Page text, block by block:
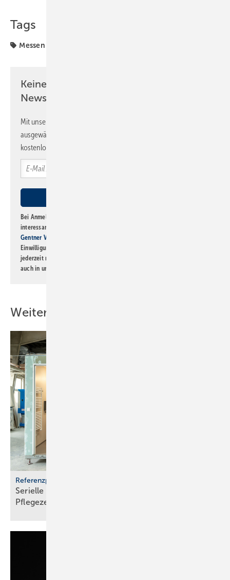
Tags
Messen
Keine Zeit? Kein Problem mit dem SBZ
Newsletter!
Mit unserem Newsletter erhalten Sie regelmäßig von uns
ausgewählte Informationen und Neuigkeiten, gebündelt und
kostenlos direkt ins Postfach.
Bei Anmeldung zu diesem Newsletter bin ich damit einverstanden, über
interessante Verlags- und Online-Angebote
Gentner Verlag GmbH & Co. KG
Einwilligung kann ich jederzeit widerrufen und eine Abmeldung ist
jederzeit möglich. Informationen zum Umgang mit Daten finden Sie
auch in unserer
Weitere Inhalte
Referenzprojekt Geberit
Serielle Badfertigung im Pful­len­dor­fer
Pfle­ge­zen­trum